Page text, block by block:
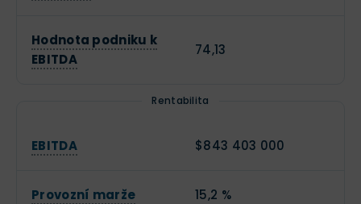
Hodnota podniku k
EBITDA
74,13
Rentabilita
EBITDA $843 403 000
Provozní marže 15,2 %